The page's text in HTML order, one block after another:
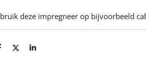
deze impregneer op bijvoorbeeld
D
S